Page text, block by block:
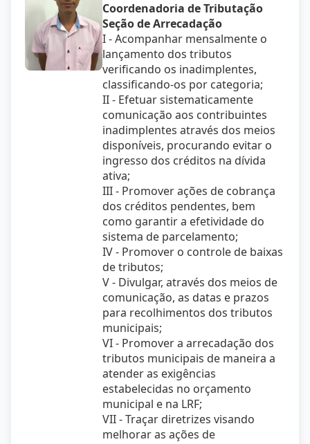
Coordenadoria de Tributação
Seção de Arrecadação
I - Acompanhar mensalmente o
lançamento dos tributos
verificando os inadimplentes,
classificando-os por categoria;
II - Efetuar sistematicamente
comunicação aos contribuintes
inadimplentes através dos meios
disponíveis, procurando evitar o
ingresso dos créditos na dívida
ativa;
III - Promover ações de cobrança
dos créditos pendentes, bem
como garantir a efetividade do
sistema de parcelamento;
IV - Promover o controle de baixas
de tributos;
V - Divulgar, através dos meios de
comunicação, as datas e prazos
para recolhimentos dos tributos
municipais;
VI - Promover a arrecadação dos
tributos municipais de maneira a
atender as exigências
estabelecidas no orçamento
municipal e na LRF;
VII - Traçar diretrizes visando
melhorar as ações de